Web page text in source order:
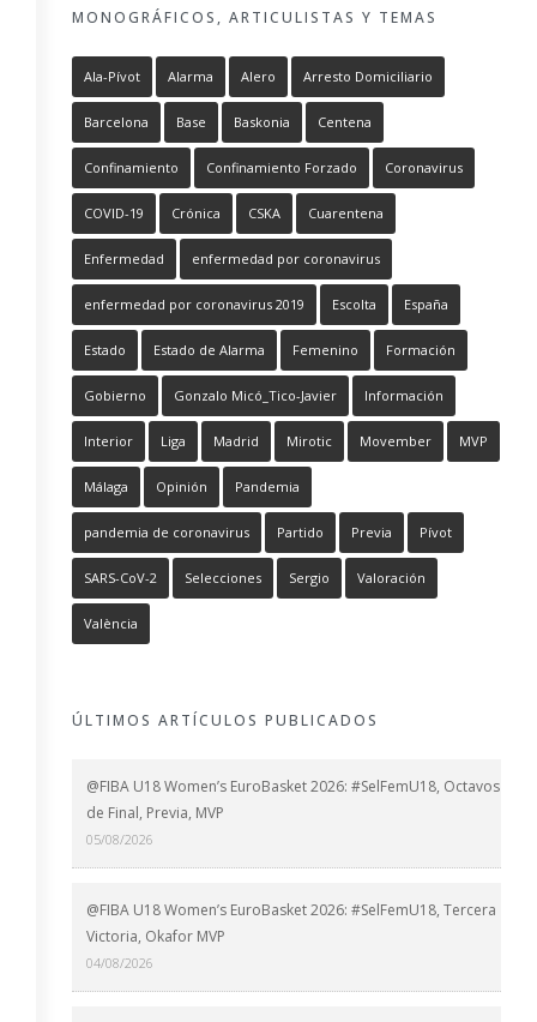
MONOGRÁFICOS, ARTICULISTAS Y TEMAS
Ala-Pívot Alarma Alero Arresto Domiciliario
Barcelona Base Baskonia Centena
Confinamiento Confinamiento Forzado Coronavirus
COVID-19 Crónica CSKA Cuarentena
Enfermedad enfermedad por coronavirus
enfermedad por coronavirus 2019 Escolta España
Estado Estado de Alarma Femenino Formación
Gobierno Gonzalo Micó_Tico-Javier Información
Interior Liga Madrid Mirotic Movember MVP
Málaga Opinión Pandemia
pandemia de coronavirus Partido Previa Pívot
SARS-CoV-2 Selecciones Sergio Valoración
València
ÚLTIMOS ARTÍCULOS PUBLICADOS
@FIBA U18 Women’s EuroBasket 2026: #SelFemU18, Octavos
de Final, Previa, MVP
05/08/2026
@FIBA U18 Women’s EuroBasket 2026: #SelFemU18, Tercera
Victoria, Okafor MVP
04/08/2026